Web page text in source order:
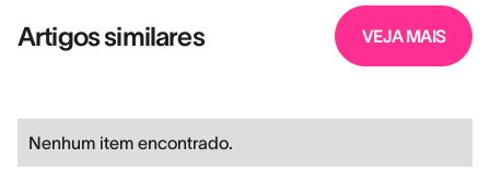
Artigos similares VEJA MAIS
Nenhum item encontrado.